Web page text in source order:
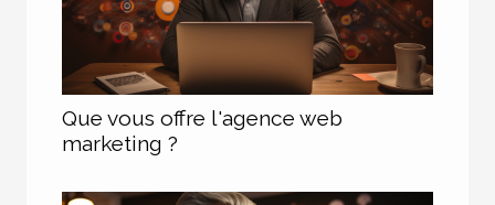
Que vous offre l'agence web
marketing ?